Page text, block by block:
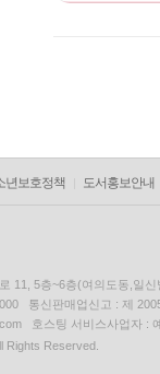
년보호정책 도서홍보안내
11, 5층~6층(여의도동,일신
통신판매업신고 : 제
호스팅 서비스사업자 :
Rights Reserved.